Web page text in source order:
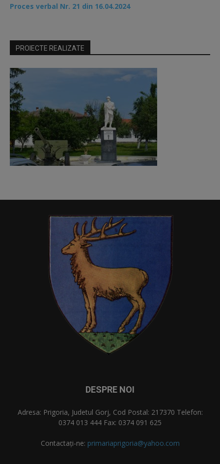
Proces verbal Nr. 21 din 16.04.2024
PROIECTE REALIZATE
DESPRE NOI
Adresa: Prigoria, Judetul Gorj, Cod Postal: 217370 Telefon:
0374 013 444 Fax: 0374 091 625
Contactați-ne: primariaprigoria@yahoo.com